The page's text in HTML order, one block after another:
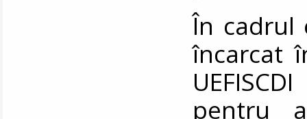
În cadrul
încarcat
pentru